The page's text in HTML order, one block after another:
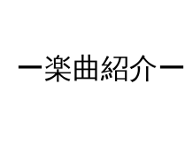
ー楽曲紹介ー